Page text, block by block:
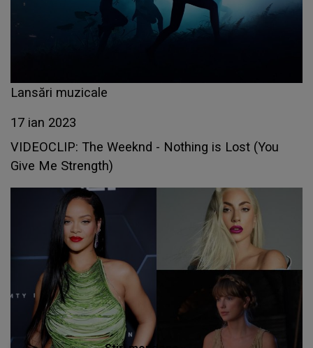
Lansări muzicale
17 ian 2023
VIDEOCLIP: The Weeknd - Nothing is Lost (You
Give Me Strength)